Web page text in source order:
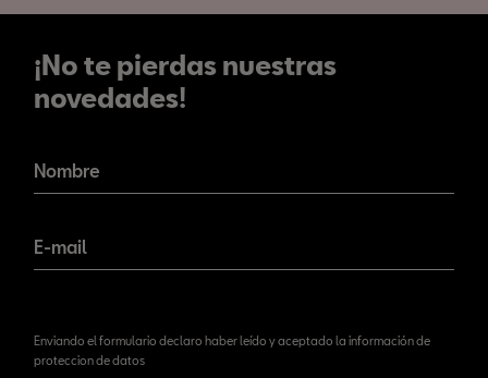
¡No te pierdas nuestras
novedades!
novedades!
Nombre
E-mail
Enviando el formulario declaro haber leído y aceptado la información de
proteccion de datos